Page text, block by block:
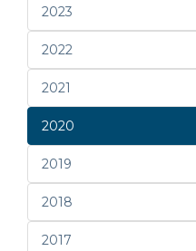
2023
2022
2021
2020
2019
2018
2017